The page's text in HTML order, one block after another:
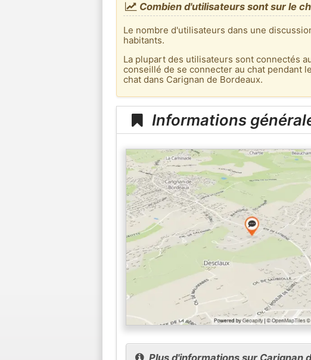
Combien d'utilisateurs sont sur le
Le nombre d'utilisateurs dans une
habitants.
La plupart des utilisateurs sont connectés
conseillé de se connecter au chat pendant
chat dans Carignan de Bordeaux.
Informations